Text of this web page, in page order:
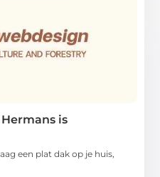
is
een plat dak op je huis,